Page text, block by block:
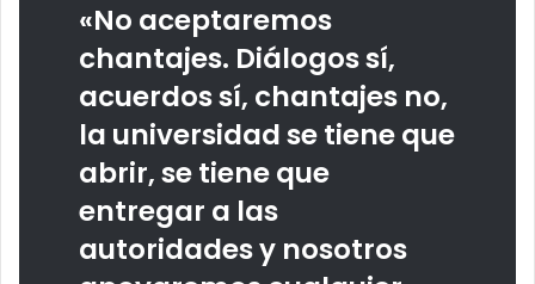
«No aceptaremos
chantajes. Diálogos sí,
acuerdos sí, chantajes no,
la universidad se tiene que
abrir, se tiene que
entregar a las
autoridades y nosotros